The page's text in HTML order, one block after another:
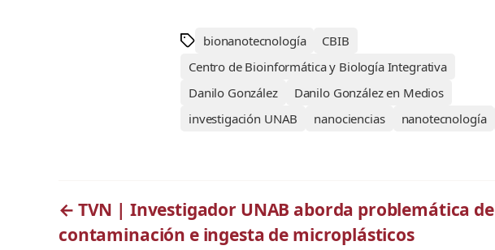
bionanotecnología
CBIB
Centro de Bioinformática y Biología Integrativa
Danilo González
Danilo González en Medios
investigación UNAB
nanociencias nanotecnología
← TVN | Investigador UNAB aborda problemática de
contaminación e ingesta de microplásticos